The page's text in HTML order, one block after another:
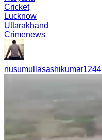
Cricket
Lucknow
Uttarakhand
Crimenews
nusumullasashikumar1244